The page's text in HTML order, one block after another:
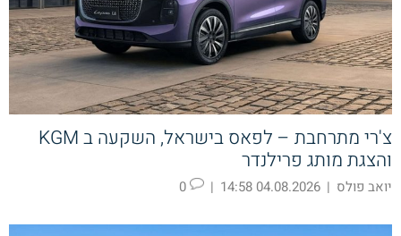
צ'רי מתרחבת – לפאס בישראל, השקעה ב KGM
והצגת מותג פרילנדר
יואב פולס |
04.08.2026 14:58
|